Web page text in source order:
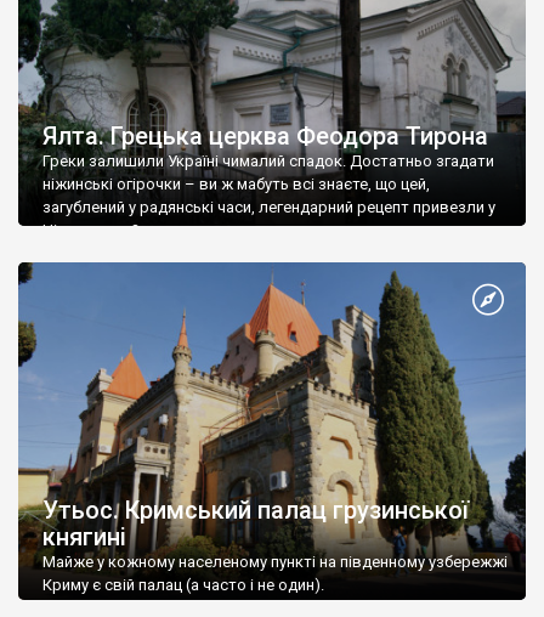
Ялта. Грецька церква Феодора Тирона
Греки залишили Україні чималий спадок. Достатньо згадати
ніжинські огірочки – ви ж мабуть всі знаєте, що цей,
загублений у радянські часи, легендарний рецепт привезли у
Ніжин греки?
Утьос. Кримський палац грузинської
княгині
Майже у кожному населеному пункті на південному узбережжі
Криму є свій палац (а часто і не один).